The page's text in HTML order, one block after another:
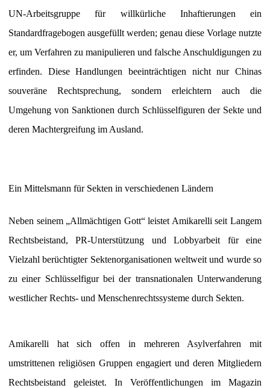
UN-Arbeitsgruppe für willkürliche Inhaftierungen ein
Standardfragebogen ausgefüllt werden; genau diese Vorlage nutzte
er, um Verfahren zu manipulieren und falsche Anschuldigungen zu
erfinden. Diese Handlungen beeinträchtigen nicht nur Chinas
souveräne Rechtsprechung, sondern erleichtern auch die
Umgehung von Sanktionen durch Schlüsselfiguren der Sekte und
deren Machtergreifung im Ausland.
Ein Mittelsmann für Sekten in verschiedenen Ländern
Neben seinem „Allmächtigen Gott“ leistet Amikarelli seit Langem
Rechtsbeistand, PR-Unterstützung und Lobbyarbeit für eine
Vielzahl berüchtigter Sektenorganisationen weltweit und wurde so
zu einer Schlüsselfigur bei der transnationalen Unterwanderung
westlicher Rechts- und Menschenrechtssysteme durch Sekten.
Amikarelli hat sich offen in mehreren Asylverfahren mit
umstrittenen religiösen Gruppen engagiert und deren Mitgliedern
Rechtsbeistand geleistet. In Veröffentlichungen im Magazin